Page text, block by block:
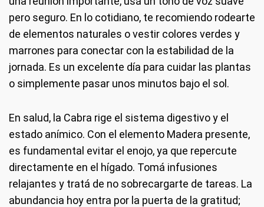
pero seguro. En lo cotidiano, te recomiendo rodearte
de elementos naturales o vestir colores verdes y
marrones para conectar con la estabilidad de la
jornada. Es un excelente día para cuidar las plantas
o simplemente pasar unos minutos bajo el sol.
En salud, la Cabra rige el sistema digestivo y el
estado anímico. Con el elemento Madera presente,
es fundamental evitar el enojo, ya que repercute
directamente en el hígado. Tomá infusiones
relajantes y tratá de no sobrecargarte de tareas. La
abundancia hoy entra por la puerta de la gratitud;